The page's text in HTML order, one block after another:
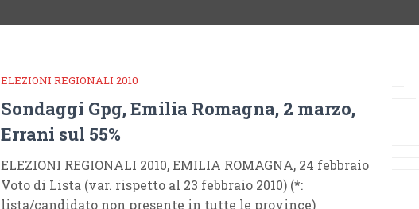
ELEZIONI REGIONALI 2010
Sondaggi Gpg, Emilia Romagna, 2 marzo,
Errani sul 55%
ELEZIONI REGIONALI 2010, EMILIA ROMAGNA, 24 febbraio
Voto di Lista (var. rispetto al 23 febbraio 2010) (*:
lista/candidato non presente in tutte le province)